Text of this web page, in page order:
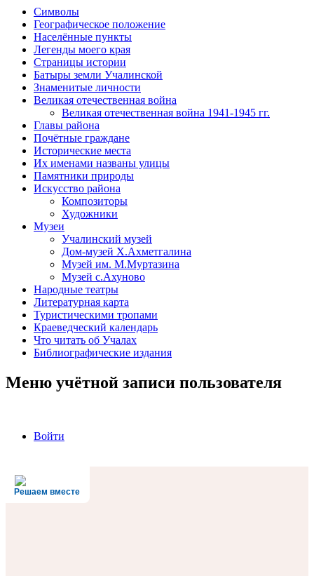
Символы
Географическое положение
Населённые пункты
Легенды моего края
Страницы истории
Батыры земли Учалинской
Знаменитые личности
Великая отечественная война
Великая отечественная война 1941-1945 гг.
Главы района
Почётные граждане
Исторические места
Их именами названы улицы
Памятники природы
Искусство района
Композиторы
Художники
Музеи
Учалинский музей
Дом-музей Х.Ахметгалина
Музей им. М.Муртазина
Музей с.Ахуново
Народные театры
Литературная карта
Туристическими тропами
Краеведческий календарь
Что читать об Учалах
Библиографические издания
Меню учётной записи пользователя
Войти
Решаем вместе